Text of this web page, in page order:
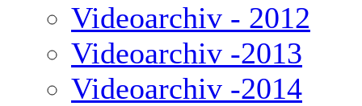
Videoarchiv - 2012
Videoarchiv -2013
Videoarchiv -2014